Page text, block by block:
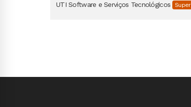
UTI Software e Serviços Tecnológicos